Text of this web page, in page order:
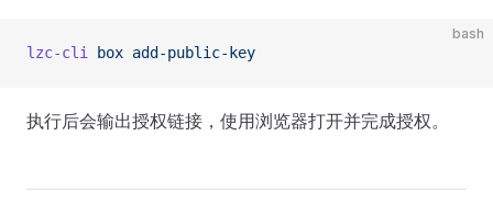
bash
lzc-cli box add-public-key
执行后会输出授权链接，使用浏览器打开并完成授权。